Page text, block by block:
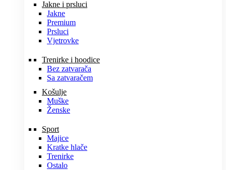
Jakne i prsluci
Jakne
Premium
Prsluci
Vjetrovke
Trenirke i hoodice
Bez zatvarača
Sa zatvaračem
Košulje
Muške
Ženske
Sport
Majice
Kratke hlače
Trenirke
Ostalo